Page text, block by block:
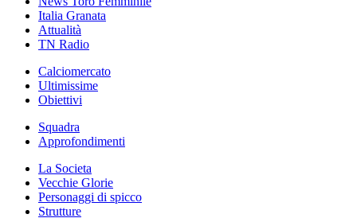
Italia Granata
Attualità
TN Radio
Calciomercato
Ultimissime
Obiettivi
Squadra
Approfondimenti
La Societa
Vecchie Glorie
Personaggi di spicco
Strutture